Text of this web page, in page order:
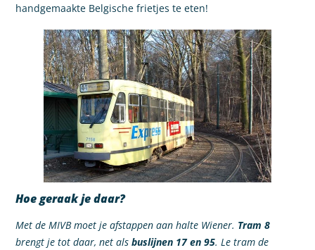
handgemaakte Belgische frietjes te eten!
Hoe geraak je daar?
Met de MIVB moet je afstappen aan halte Wiener. Tram 8
brengt je tot daar, net alsbuslijnen 17 en 95. Le tram de